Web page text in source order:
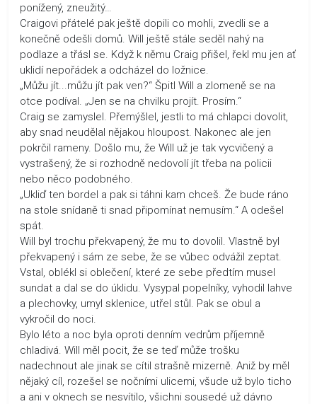
ponížený, zneužitý…
Craigovi přátelé pak ještě dopili co mohli, zvedli se a
konečně odešli domů. Will ještě stále seděl nahý na
podlaze a třásl se. Když k němu Craig přišel, řekl mu jen ať
uklidí nepořádek a odcházel do ložnice.
„Můžu jít...můžu jít pak ven?“ Špitl Will a zlomeně se na
otce podíval. „Jen se na chvilku projít. Prosím.“
Craig se zamyslel. Přemýšlel, jestli to má chlapci dovolit,
aby snad neudělal nějakou hloupost. Nakonec ale jen
pokrčil rameny. Došlo mu, že Will už je tak vycvičený a
vystrašený, že si rozhodně nedovolí jít třeba na policii
nebo něco podobného.
„Ukliď ten bordel a pak si táhni kam chceš. Že bude ráno
na stole snídaně ti snad připomínat nemusím.“ A odešel
spát.
Will byl trochu překvapený, že mu to dovolil. Vlastně byl
překvapený i sám ze sebe, že se vůbec odvážil zeptat.
Vstal, oblékl si oblečení, které ze sebe předtím musel
sundat a dal se do úklidu. Vysypal popelníky, vyhodil lahve
a plechovky, umyl sklenice, utřel stůl. Pak se obul a
vykročil do noci.
Bylo léto a noc byla oproti denním vedrům příjemně
chladivá. Will měl pocit, že se teď může trošku
nadechnout ale jinak se cítil strašně mizerně. Aniž by měl
nějaký cíl, rozešel se nočními ulicemi, všude už bylo ticho
a ani v oknech se nesvítilo, všichni sousedé už dávno